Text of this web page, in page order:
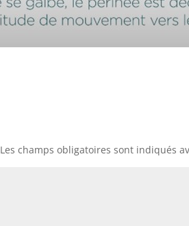
Les champs obligatoires sont indiqués